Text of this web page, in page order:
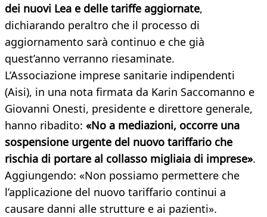
dei nuovi Lea e delle tariffe aggiornate,
dichiarando peraltro che il processo di
aggiornamento sarà continuo e che già
quest’anno verranno riesaminate.
L’Associazione imprese sanitarie indipendenti
(Aisi), in una nota firmata da Karin Saccomanno e
Giovanni Onesti, presidente e direttore generale,
hanno ribadito: «No a mediazioni, occorre una
sospensione urgente del nuovo tariffario che
rischia di portare al collasso migliaia di imprese».
Aggiungendo: «Non possiamo permettere che
l’applicazione del nuovo tariffario continui a
causare danni alle strutture e ai pazienti».